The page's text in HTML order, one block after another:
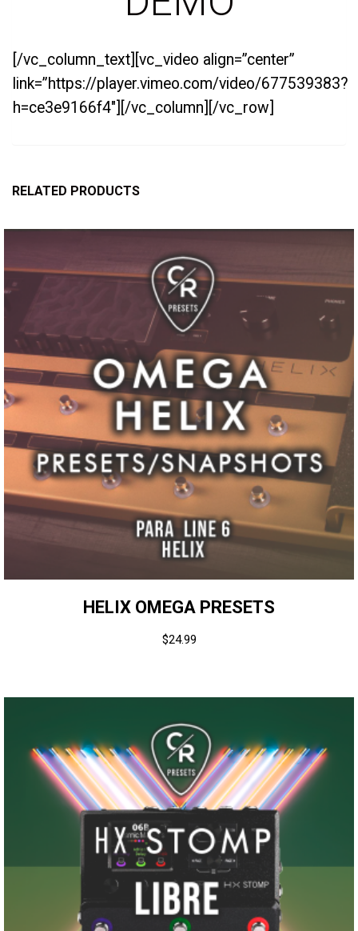
[/vc_column_text][vc_video align=”center”
link=”https://player.vimeo.com/video/677539383?
h=ce3e9166f4″][/vc_column][/vc_row]
RELATED PRODUCTS
HELIX OMEGA PRESETS
$24.99